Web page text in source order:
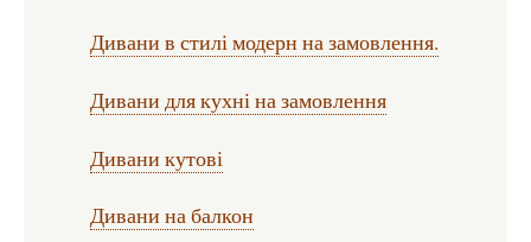
Дивани в стилі модерн на замовлення.
Дивани для кухні на замовлення
Дивани кутові
Дивани на балкон